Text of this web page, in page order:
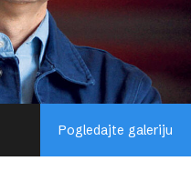
Pogledajte galeriju